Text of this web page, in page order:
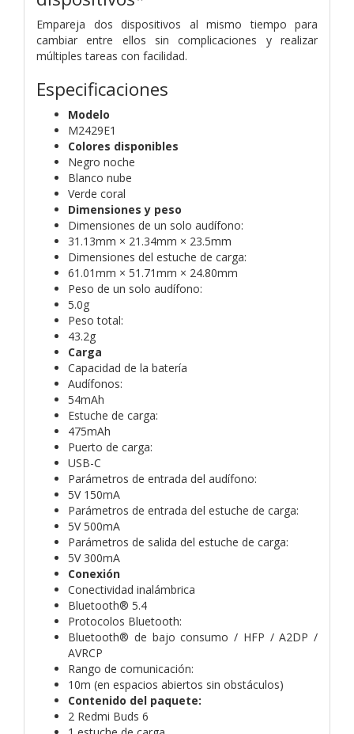
Empareja dos dispositivos al mismo tiempo para
cambiar entre ellos sin complicaciones y realizar
múltiples tareas con facilidad.
Especificaciones
Modelo
M2429E1
Colores disponibles
Negro noche
Blanco nube
Verde coral
Dimensiones y peso
Dimensiones de un solo audífono:
31.13mm × 21.34mm × 23.5mm
Dimensiones del estuche de carga:
61.01mm × 51.71mm × 24.80mm
Peso de un solo audífono:
5.0g
Peso total:
43.2g
Carga
Capacidad de la batería
Audífonos:
54mAh
Estuche de carga:
475mAh
Puerto de carga:
USB-C
Parámetros de entrada del audífono:
5V 150mA
Parámetros de entrada del estuche de carga:
5V 500mA
Parámetros de salida del estuche de carga:
5V 300mA
Conexión
Conectividad inalámbrica
Bluetooth® 5.4
Protocolos Bluetooth:
Bluetooth® de bajo consumo / HFP / A2DP /
AVRCP
Rango de comunicación:
10m (en espacios abiertos sin obstáculos)
Contenido del paquete:
2 Redmi Buds 6